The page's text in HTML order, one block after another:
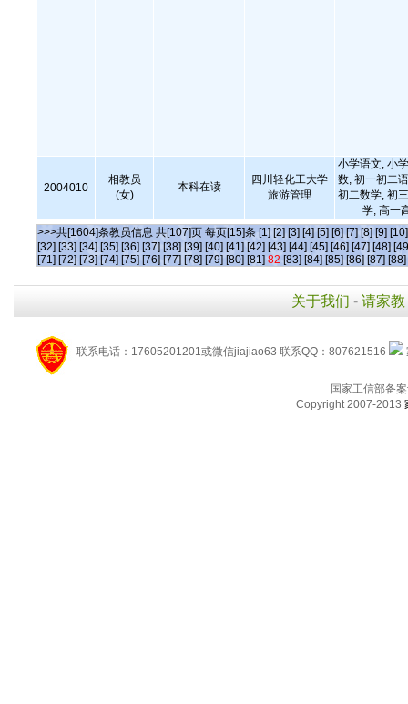
2004010
相教员
(女)
本科在读
四川轻化工大学
旅游管理
小学语文, 小
数, 初一初二
初二数学, 初
学, 高一
>>>共[1604]条教员信息 共[107]页 每页[15]条 [1] [2] [3] [4] [5] [6] [7] [8] [9] [10]
[32] [33] [34] [35] [36] [37] [38] [39] [40] [41] [42] [43] [44] [45] [46] [47] [48]
[71] [72] [73] [74] [75] [76] [77] [78] [79] [80] [81] 82 [83] [84] [85] [86] [87] [88]
关于我们 - 请家教
联系电话：17605201201或微信jiajiao63 联系QQ：807621516
国家工信部备
Copyright 2007-2013